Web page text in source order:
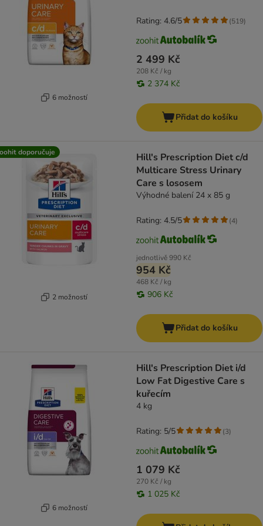
6 možností
2 499 Kč
208 Kč / kg
2 374 Kč
Rating: 4.6/5 (519)
Přidat do košíku
doporučuje
2 možností
Hill's Prescription Diet c/d
Multicare Stress Urinary
Care s lososem
Výhodné balení 24 x 85 g
jednotlivě990 Kč
954 Kč
468 Kč / kg
906 Kč
Rating: 4.5/5 (4)
Přidat do košíku
6 možností
Hill's Prescription Diet i/d
Low Fat Digestive Care s
kuřecím
4 kg
1 079 Kč
270 Kč / kg
1 025 Kč
Rating: 5/5 (3)